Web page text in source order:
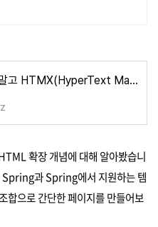
[Web] HTML 말고 HTMX(HyperText Markup eXtension)
확장 개념에 대해 알아봤습니
Spring과 Spring에서 지원하는 템
으로 간단한 페이지를 만들어보